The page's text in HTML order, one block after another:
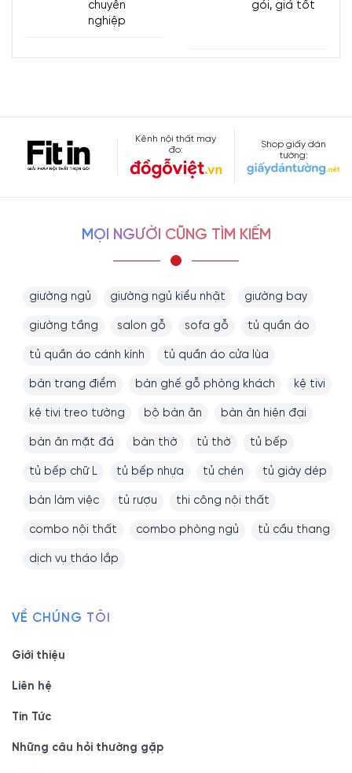
chuyên
nghiệp
gói, giá tốt
Kênh nội thất may
đo:
Shop giấy dán
tường:
MỌI NGƯỜI CŨNG TÌM KIẾM
giường ngủ giường ngủ kiểu nhật giường bay
giường tầng salon gỗ sofa gỗ tủ quần áo
tủ quần áo cánh kính tủ quần áo cửa lùa
bàn trang điểm bàn ghế gỗ phòng khách kệ tivi
kệ tivi treo tường bộ bàn ăn bàn ăn hiện đại
bàn ăn mặt đá bàn thờ tủ thờ tủ bếp
tủ bếp chữ L tủ bếp nhựa tủ chén tủ giày dép
bàn làm việc tủ rượu thi công nội thất
combo nội thất combo phòng ngủ tủ cầu thang
dịch vụ tháo lắp
VỀ CHÚNG TÔI
Giới thiệu
Liên hệ
Tin Tức
Những câu hỏi thường gặp